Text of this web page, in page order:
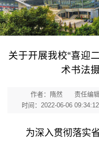
关于开展我校“喜迎
术书法
作者：隋然 责任编
时间：2022-06-06 09:34:12
为深入贯彻落实